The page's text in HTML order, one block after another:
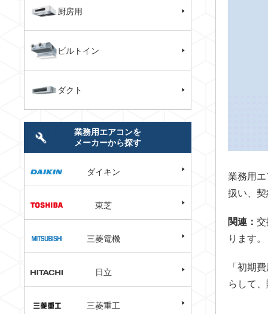
業務用
扱い、
関連： 交
ります。
「初期
らして
厨房用
ビルトイン
ダクト
業務用エアコンを
メーカーから探す
ダイキン
東芝
三菱電機
日立
三菱重工